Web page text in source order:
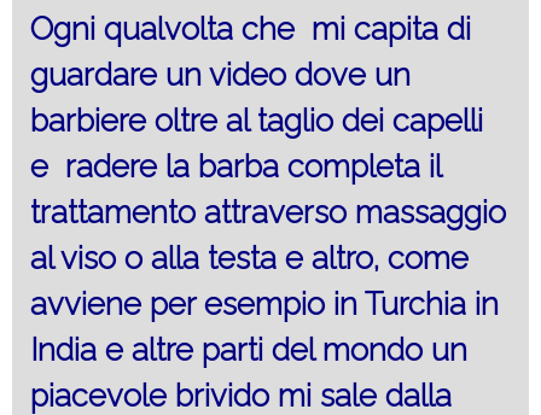
Ogni qualvolta che mi capita di
guardare un video dove un
barbiere oltre al taglio dei capelli
e radere la barba completa il
trattamento attraverso massaggio
al viso o alla testa e altro, come
avviene per esempio in Turchia in
India e altre parti del mondo un
piacevole brivido mi sale dalla